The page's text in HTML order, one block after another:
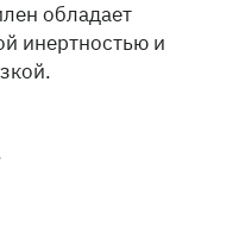
обладает
инертностью и